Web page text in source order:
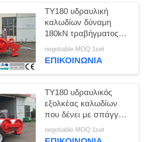
TY180 υδραυλική
καλωδίων δύναμη
180kN τραβήγματος
εξολκέων ανώτατη
διαλείπουσα
negotiable MOQ:1set
ΕΠΙΚΟΙΝΩΝΊΑ
TY180 υδραυλικός
εξολκέας καλωδίων
που δένει με σπάγγο
την ανώτατη ταχύτητα
εξοπλισμού 5 km/h
negotiable MOQ:1set